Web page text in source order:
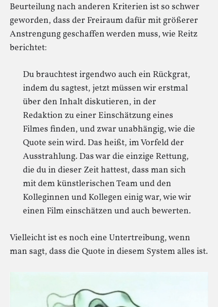
Beurteilung nach anderen Kriterien ist so schwer
geworden, dass der Freiraum dafür mit größerer
Anstrengung geschaffen werden muss, wie Reitz
berichtet:
Du brauchtest irgendwo auch ein Rückgrat,
indem du sagtest, jetzt müssen wir erstmal
über den Inhalt diskutieren, in der
Redaktion zu einer Einschätzung eines
Filmes finden, und zwar unabhängig, wie die
Quote sein wird. Das heißt, im Vorfeld der
Ausstrahlung. Das war die einzige Rettung,
die du in dieser Zeit hattest, dass man sich
mit dem künstlerischen Team und den
Kolleginnen und Kollegen einig war, wie wir
einen Film einschätzen und auch bewerten.
Vielleicht ist es noch eine Untertreibung, wenn
man sagt, dass die Quote in diesem System alles ist.